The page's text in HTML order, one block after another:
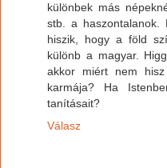
különbek más
stb. a
hiszik, hogy a föld
különb a magyar.
akkor miért nem
karmája? Ha
tanításait?
Válasz